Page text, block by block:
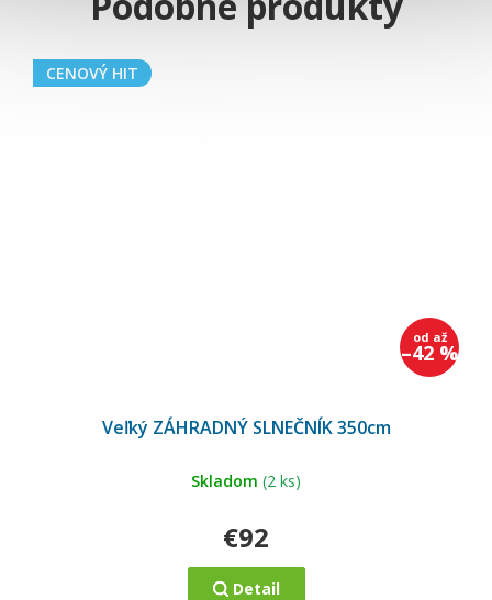
CENOVÝ HIT
od až
–42 %
Veľký ZÁHRADNÝ SLNEČNÍK 350cm
produktu
Skladom (2 ks)
€92
Detail